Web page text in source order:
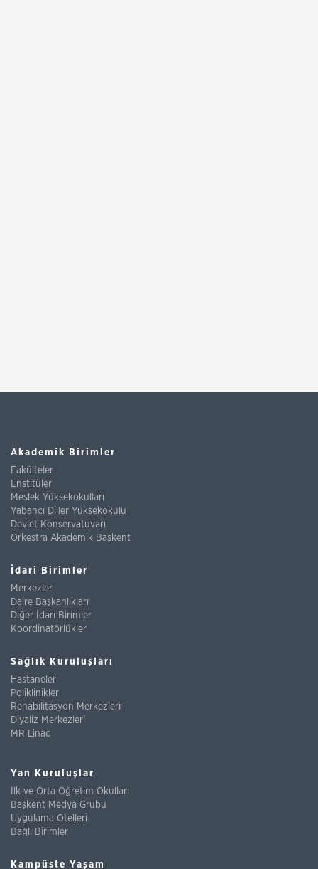
Akademik Birimler
Fakülteler
Enstitüler
Meslek Yüksekokulları
Yabancı Diller Yüksekokulu
Devlet Konservatuvarı
Orkestra Akademik Başkent
İdari Birimler
Merkezler
Daire Başkanlıkları
Diğer İdari Birimler
Koordinatörlükler
Sağlık Kuruluşları
Hastaneler
Poliklinikler
Rehabilitasyon Merkezleri
Diyaliz Merkezleri
MR Linac
Yan Kuruluşlar
İlk ve Orta Öğretim Okulları
Başkent Medya Grubu
Uygulama Otelleri
Bağlı Birimler
Kampüste Yaşam